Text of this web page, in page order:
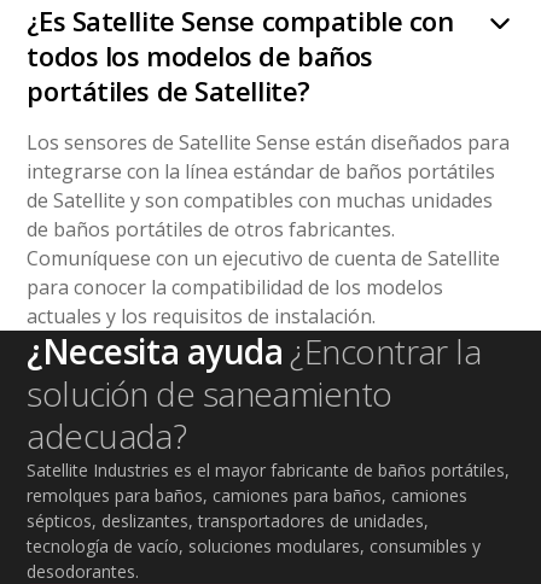
¿Es Satellite Sense compatible con
todos los modelos de baños
portátiles de Satellite?
Los sensores de Satellite Sense están diseñados para
integrarse con la línea estándar de baños portátiles
de Satellite y son compatibles con muchas unidades
de baños portátiles de otros fabricantes.
Comuníquese con un ejecutivo de cuenta de Satellite
para conocer la compatibilidad de los modelos
actuales y los requisitos de instalación.
¿Necesita ayuda¿Encontrar la
solución de saneamiento
adecuada?
Satellite Industries es el mayor fabricante de baños portátiles,
remolques para baños, camiones para baños, camiones
sépticos, deslizantes, transportadores de unidades,
tecnología de vacío, soluciones modulares, consumibles y
desodorantes.